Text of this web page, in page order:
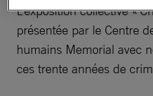
L’exposition collective «
présentée par le Centre
humains Memorial avec
ces trente années de